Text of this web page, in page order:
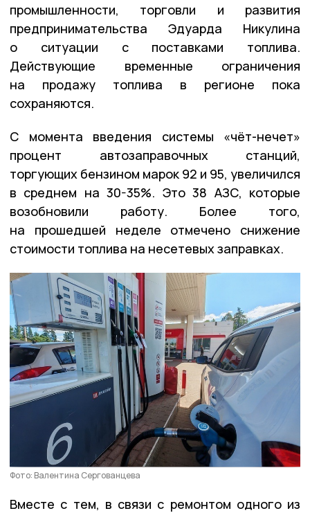
промышленности, торговли и развития
предпринимательства Эдуарда Никулина
о ситуации с поставками топлива.
Действующие временные ограничения
на продажу топлива в регионе пока
сохраняются.
С момента введения системы «чёт-нечет»
процент автозаправочных станций,
торгующих бензином марок 92 и 95, увеличился
в среднем на 30-35%. Это 38 АЗС, которые
возобновили работу. Более того,
на прошедшей неделе отмечено снижение
стоимости топлива на несетевых заправках.
Фото: Валентина Сергованцева
Вместе с тем, в связи с ремонтом одного из